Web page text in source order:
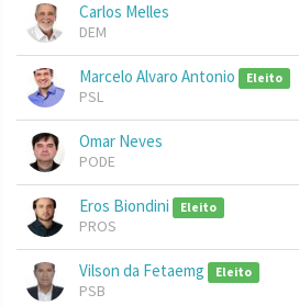
Carlos Melles
DEM
Marcelo Alvaro Antonio Eleito
PSL
Omar Neves
PODE
Eros Biondini Eleito
PROS
Vilson da Fetaemg Eleito
PSB